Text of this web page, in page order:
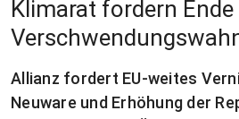
Klimarat fordern Ende
Allianz fordert EU-weites
Neuware und Erhöhung der